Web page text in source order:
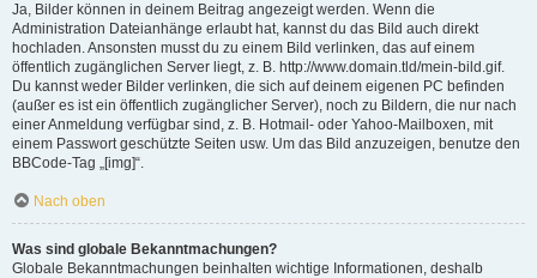
Ja, Bilder können in deinem Beitrag angezeigt werden. Wenn die
Administration Dateianhänge erlaubt hat, kannst du das Bild auch direkt
hochladen. Ansonsten musst du zu einem Bild verlinken, das auf einem
öffentlich zugänglichen Server liegt, z. B. http://www.domain.tld/mein-bild.gif.
Du kannst weder Bilder verlinken, die sich auf deinem eigenen PC befinden
(außer es ist ein öffentlich zugänglicher Server), noch zu Bildern, die nur nach
einer Anmeldung verfügbar sind, z. B. Hotmail- oder Yahoo-Mailboxen, mit
einem Passwort geschützte Seiten usw. Um das Bild anzuzeigen, benutze den
BBCode-Tag „[img]“.
Nach oben
Was sind globale Bekanntmachungen?
Globale Bekanntmachungen beinhalten wichtige Informationen, deshalb